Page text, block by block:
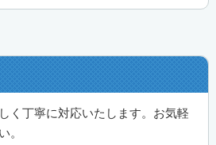
く丁寧に対応いたします。お気軽
。